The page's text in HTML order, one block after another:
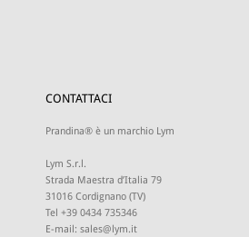
CONTATTACI
Prandina® è un marchio Lym
Lym S.r.l.
Strada Maestra d’Italia 79
31016 Cordignano (TV)
Tel +39 0434 735346
E-mail: sales@lym.it